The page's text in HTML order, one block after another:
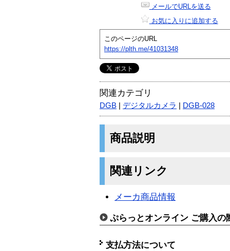
メールでURLを送る
お気に入りに追加する
このページのURL
https://plth.me/41031348
関連カテゴリ
DGB デジタルカメラ DGB-028
商品説明
関連リンク
メーカ商品情報
ぷらっとオンライン ご購入の
支払方法について